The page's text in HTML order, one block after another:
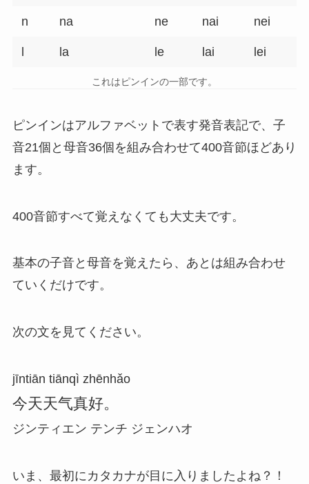
n na ne nai nei
la le lai lei
これはピンインの一部です。
ピンインはアルファベットで表す発音表記で、子
音21個と母音36個を組み合わせて400音節ほどあり
ます。
400音節すべて覚えなくても大丈夫です。
基本の子音と母音を覚えたら、あとは組み合わせ
ていくだけです。
次の文を見てください。
jīntiān tiānqì zhēnhǎo
今天天气真好。
ジンティエン テンチ ジェンハオ
いま、最初にカタカナが目に入りましたよね？！